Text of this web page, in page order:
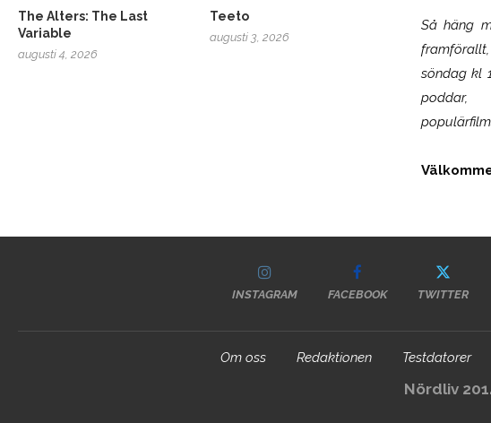
The Alters: The Last
Variable
augusti 4, 2026
Teeto
augusti 3, 2026
Så häng
söndag kl
INSTAGRAM FACEBOOK TWITTER
Om oss Redaktionen Testdatorer
Nördliv